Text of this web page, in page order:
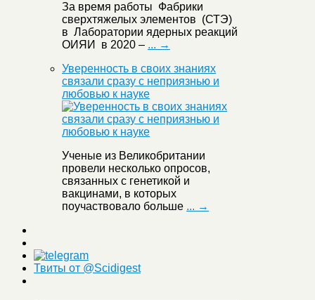
За время работы Фабрики
сверхтяжелых элементов (СТЭ)
в Лаборатории ядерных реакций
ОИЯИ в 2020 – ... →
Уверенность в своих знаниях
связали сразу с неприязнью и
любовью к науке
Ученые из Великобритании
провели несколько опросов,
связанных с генетикой и
вакцинами, в которых
поучаствовало больше ... →
Твиты от @Scidigest